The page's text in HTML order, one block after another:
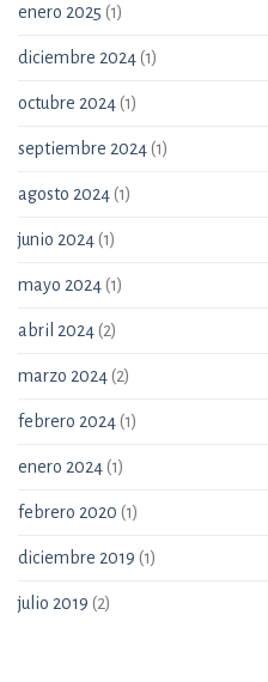
enero 2025 (1)
diciembre 2024(1)
octubre 2024(1)
septiembre 2024(1)
agosto 2024(1)
junio 2024(1)
mayo 2024(1)
abril 2024(2)
marzo 2024(2)
febrero 2024(1)
enero 2024(1)
febrero 2020 (1)
diciembre 2019 (1)
julio 2019 (2)